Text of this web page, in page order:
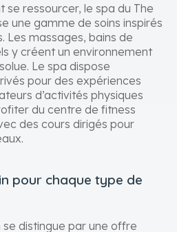
se ressourcer, le spa du The
une gamme de soins inspirés
Les massages, bains de
y créent un environnement
Le spa dispose
pour des expériences
d’activités physiques
du centre de fitness
des cours dirigés pour
pour chaque type de
se distingue par une offre